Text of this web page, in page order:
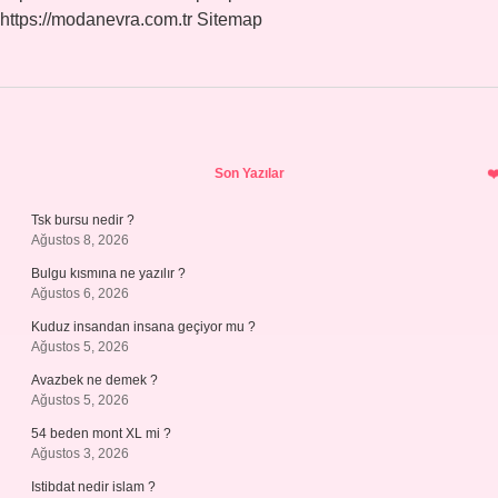
https://modanevra.com.tr Sitemap
Son Yazılar
Tsk bursu nedir ?
Ağustos 8, 2026
Bulgu kısmına ne yazılır ?
Ağustos 6, 2026
Kuduz insandan insana geçiyor mu ?
Ağustos 5, 2026
Avazbek ne demek ?
Ağustos 5, 2026
54 beden mont XL mi ?
Ağustos 3, 2026
Istibdat nedir islam ?